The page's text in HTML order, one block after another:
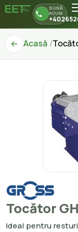
SUNĂ
ACUM
Acasă
Tocător
Ideal pentru